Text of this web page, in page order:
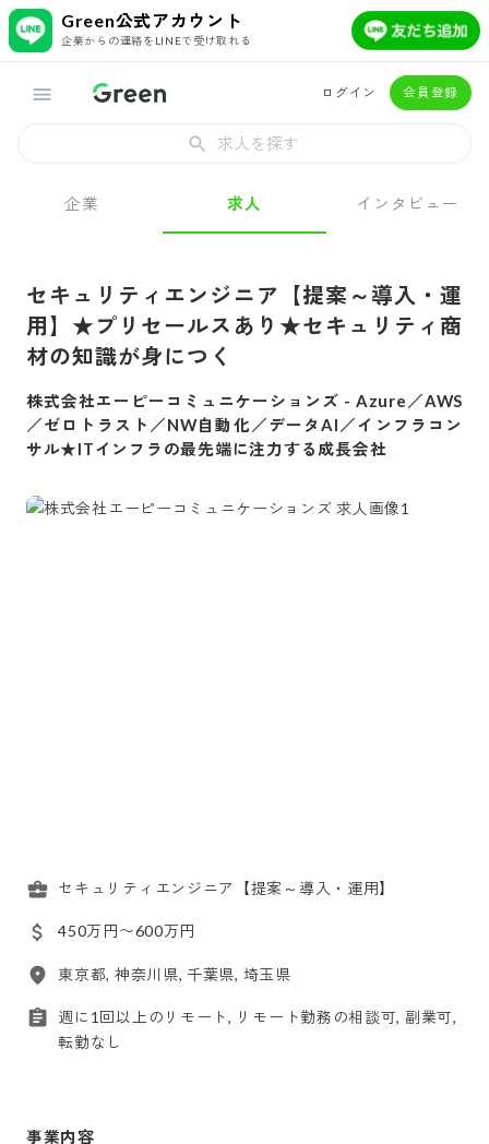
Green公式アカウント
企業からの連絡をLINEで受け取れる
ログイン 会員登録
求人を探す
企業 求人 インタビュー
セキュリティエンジニア【提案～導入・運
用】★プリセールスあり★セキュリティ商
材の知識が身につく
株式会社エーピーコミュニケーションズ - Azure／AWS
／ゼロトラスト／NW自動化／データAI／インフラコン
サル★ITインフラの最先端に注力する成長会社
セキュリティエンジニア【提案～導入・運用】
450万円〜600万円
東京都, 神奈川県, 千葉県, 埼玉県
週に1回以上のリモート, リモート勤務の相談可, 副業可,
転勤なし
事業内容